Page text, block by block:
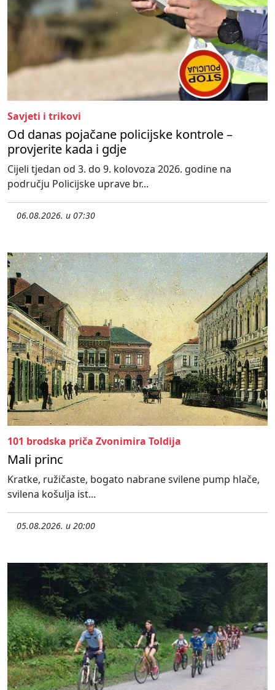
Savjeti i trikovi
Od danas pojačane policijske kontrole –
provjerite kada i gdje
Cijeli tjedan od 3. do 9. kolovoza 2026. godine na
području Policijske uprave br...
06.08.2026. u 07:30
101 brodska priča Zvonimira Toldija
Mali princ
Kratke, ružičaste, bogato nabrane svilene pump hlače,
svilena košulja ist...
05.08.2026. u 20:00